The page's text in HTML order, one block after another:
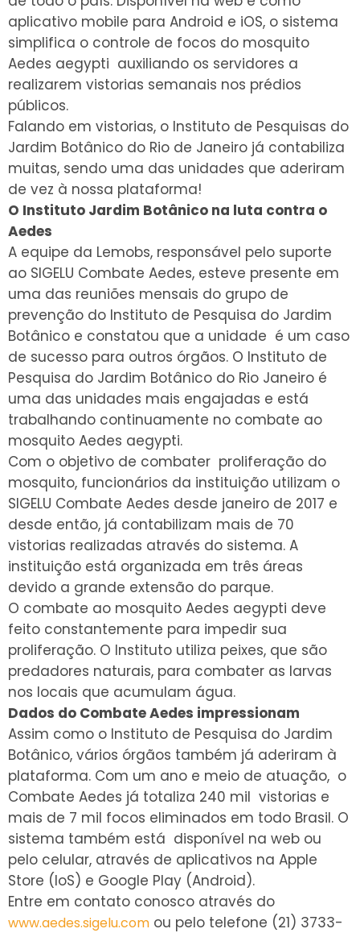
aplicativo mobile para Android e iOS, o sistema
simplifica o controle de focos do mosquito
Aedes aegypti auxiliando os servidores a
realizarem vistorias semanais nos prédios
públicos.
Falando em vistorias, o Instituto de Pesquisas do
Jardim Botânico do Rio de Janeiro já contabiliza
muitas, sendo uma das unidades que aderiram
de vez à nossa plataforma!
O Instituto Jardim Botânico na luta contra o
Aedes
A equipe da Lemobs, responsável pelo suporte
ao SIGELU Combate Aedes, esteve presente em
uma das reuniões mensais do grupo de
prevenção do Instituto de Pesquisa do Jardim
Botânico e constatou que a unidade é um caso
de sucesso para outros órgãos. O Instituto de
Pesquisa do Jardim Botânico do Rio Janeiro é
uma das unidades mais engajadas e está
trabalhando continuamente no combate ao
mosquito Aedes aegypti.
Com o objetivo de combater proliferação do
mosquito, funcionários da instituição utilizam o
SIGELU Combate Aedes desde janeiro de 2017 e
desde então, já contabilizam mais de 70
vistorias realizadas através do sistema. A
instituição está organizada em três áreas
devido a grande extensão do parque.
O combate ao mosquito Aedes aegypti deve
feito constantemente para impedir sua
proliferação. O Instituto utiliza peixes, que são
predadores naturais, para combater as larvas
nos locais que acumulam água.
Dados do Combate Aedes impressionam
Assim como o Instituto de Pesquisa do Jardim
Botânico, vários órgãos também já aderiram à
plataforma. Com um ano e meio de atuação, o
Combate Aedes já totaliza 240 mil vistorias e
mais de 7 mil focos eliminados em todo Brasil. O
sistema também está disponível na web ou
pelo celular, através de aplicativos na Apple
Store (IoS) e Google Play (Android).
Entre em contato conosco através do
www.aedes.sigelu.com ou pelo telefone (21) 3733-